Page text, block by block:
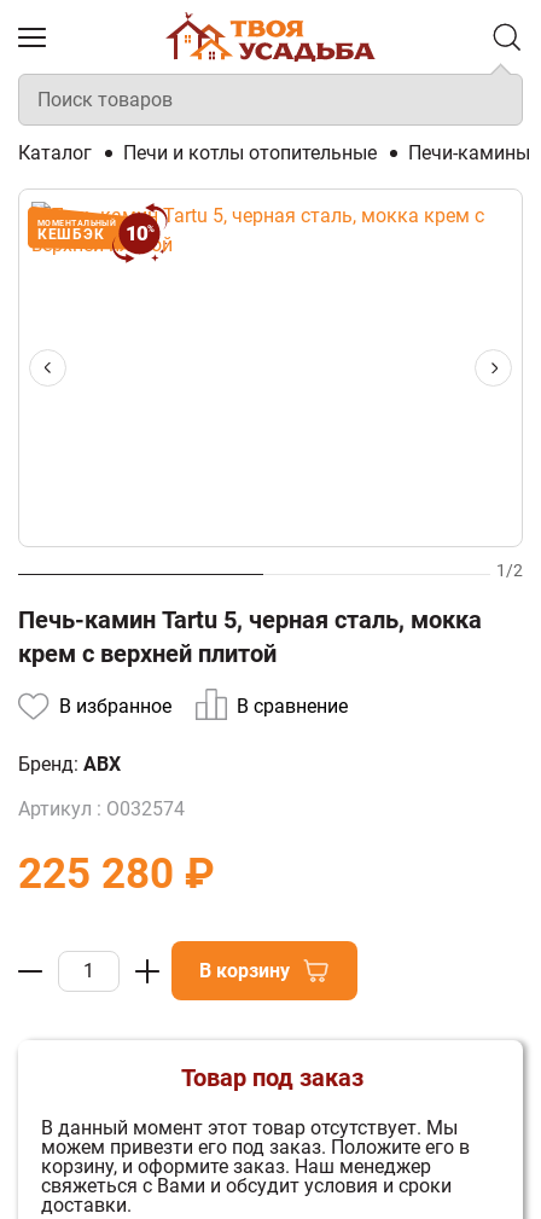
Каталог Печи и котлы отопительные Печи-камины
1/2
МОМЕНТАЛЬНЫЙ
КЕШБЭК 10%
Печь-камин Tartu 5, черная сталь, мокка
крем с верхней плитой
В избранное В сравнение
Бренд: ABX
Артикул : О032574
225 280 ₽
В корзину
Товар под заказ
В данный момент этот товар отсутствует. Мы
можем привезти его под заказ. Положите его в
корзину, и оформите заказ. Наш менеджер
свяжеться с Вами и обсудит условия и сроки
доставки.